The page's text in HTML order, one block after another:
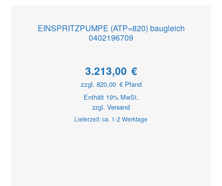
EINSPRITZPUMPE (ATP=820) baugleich
0402196709
3.213,00 €
zzgl. 820,00 €Pfand
Enthält 19% MwSt.
zzgl. Versand
Lieferzeit: ca. 1-2 Werktage